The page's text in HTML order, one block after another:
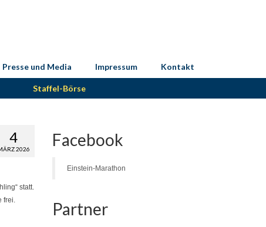
Presse und Media Impressum Kontakt
Staffel-Börse
4
2026
statt.
frei.
Facebook
Einstein-Marathon
Partner